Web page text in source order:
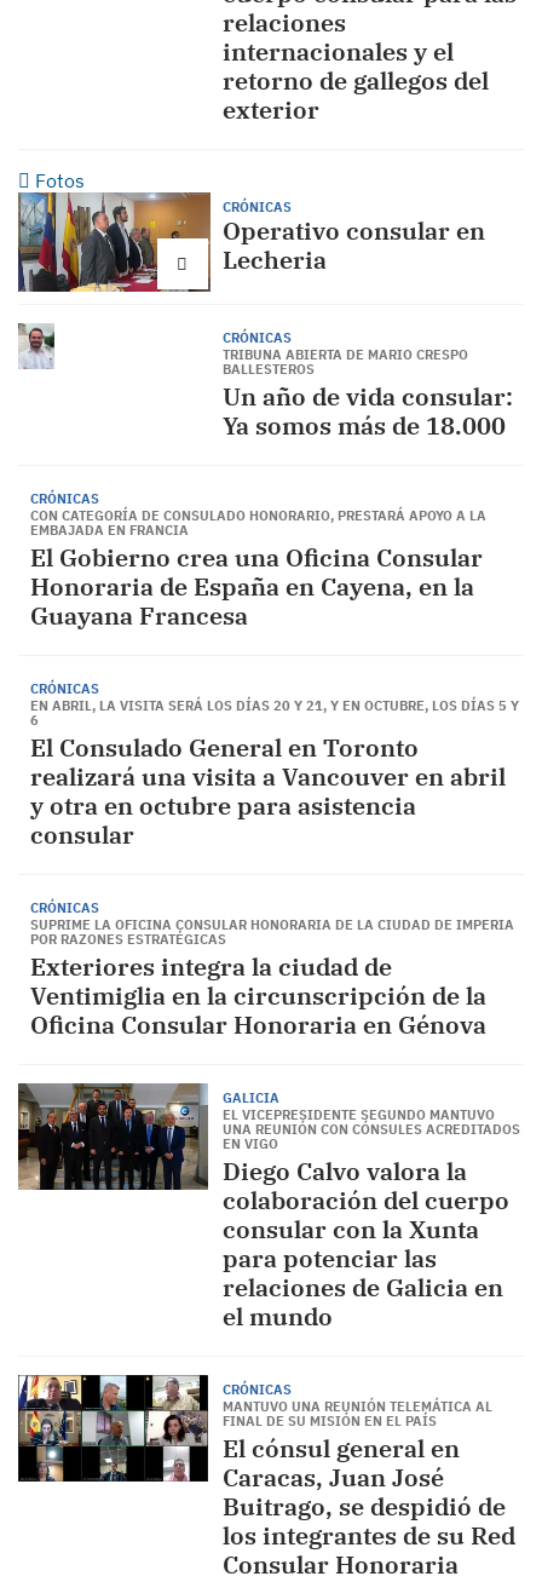
relaciones
internacionales y el
retorno de gallegos del
exterior
Fotos
CRÓNICAS
Operativo consular en
Lecheria
CRÓNICAS
TRIBUNA ABIERTA DE MARIO CRESPO
BALLESTEROS
Un año de vida consular:
Ya somos más de 18.000
CRÓNICAS
CON CATEGORÍA DE CONSULADO HONORARIO, PRESTARÁ APOYO A LA
EMBAJADA EN FRANCIA
El Gobierno crea una Oficina Consular
Honoraria de España en Cayena, en la
Guayana Francesa
CRÓNICAS
EN ABRIL, LA VISITA SERÁ LOS DÍAS 20 Y 21, Y EN OCTUBRE, LOS DÍAS 5 Y
6
El Consulado General en Toronto
realizará una visita a Vancouver en abril
y otra en octubre para asistencia
consular
CRÓNICAS
SUPRIME LA OFICINA CONSULAR HONORARIA DE LA CIUDAD DE IMPERIA
POR RAZONES ESTRATÉGICAS
Exteriores integra la ciudad de
Ventimiglia en la circunscripción de la
Oficina Consular Honoraria en Génova
GALICIA
EL VICEPRESIDENTE SEGUNDO MANTUVO
UNA REUNIÓN CON CÓNSULES ACREDITADOS
EN VIGO
Diego Calvo valora la
colaboración del cuerpo
consular con la Xunta
para potenciar las
relaciones de Galicia en
el mundo
CRÓNICAS
MANTUVO UNA REUNIÓN TELEMÁTICA AL
FINAL DE SU MISIÓN EN EL PAÍS
El cónsul general en
Caracas, Juan José
Buitrago, se despidió de
los integrantes de su Red
Consular Honoraria